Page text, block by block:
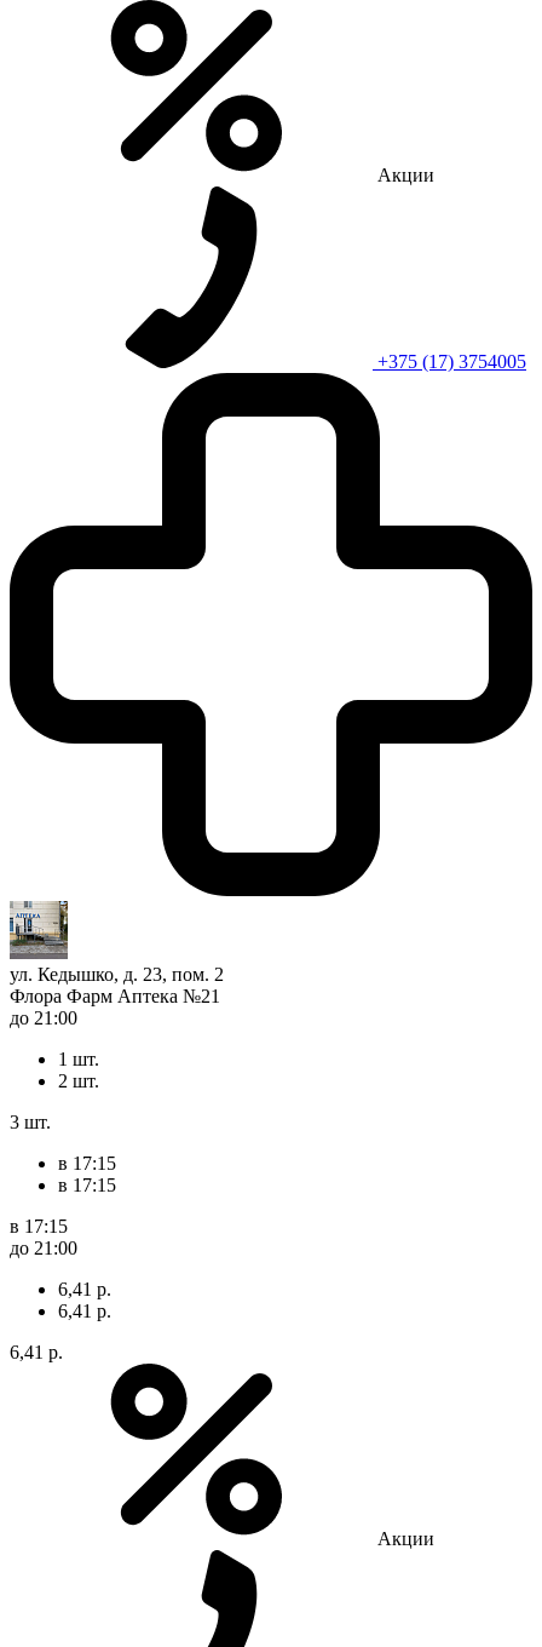
Акции
+375 (17) 3754005
ул. Кедышко, д. 23, пом. 2
Флора Фарм Аптека №21
до 21:00
1 шт.
2 шт.
3 шт.
в 17:15
в 17:15
в 17:15
до 21:00
6,41 р.
6,41 р.
6,41 р.
Акции